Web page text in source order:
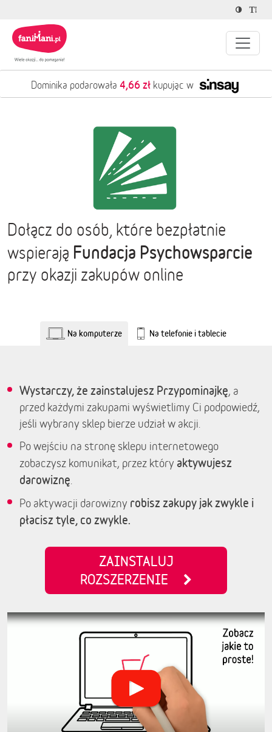
Dominika podarowała 4,66 złkupując w
Dołącz do osób, które bezpłatnie
wspierają Fundacja Psychowsparcie
przy okazji zakupów online
Na komputerze Na telefonie i tablecie
Wystarczy, że zainstalujesz Przypominajkę, a
przed każdymi zakupami wyświetlimy Ci podpowiedź,
jeśli wybrany sklep bierze udział w akcji.
Po wejściu na stronę sklepu internetowego
zobaczysz komunikat, przez który aktywujesz
darowiznę
Po aktywacji darowizny robisz zakupy jak zwykle i
płacisz tyle, co zwykle.
ZAINSTALUJ
ROZSZERZENIE